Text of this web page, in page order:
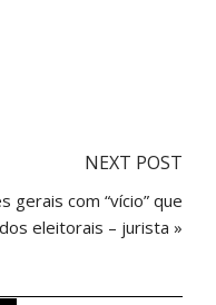
NEXT POST
gerais com “vício” que
eleitorais – jurista »